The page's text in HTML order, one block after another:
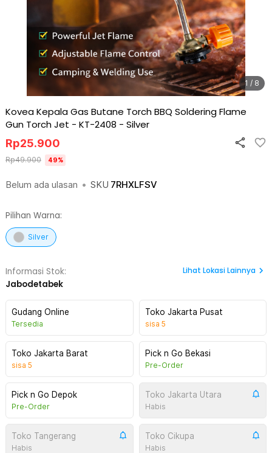
1 / 8
Kovea Kepala Gas Butane Torch BBQ Soldering Flame
Gun Torch Jet - KT-2408 - Silver
Belum ada ulasan • SKU 7RHXLFSV
Rp25.900
Rp49.900 49%
Pilihan Warna:
Silver
Informasi Stok:
Jabodetabek
Lihat Lokasi Lainnya
Gudang Online
Tersedia
Toko Jakarta Pusat
sisa 5
Toko Jakarta Barat
sisa 5
Pick n Go Bekasi
Pre-Order
Pick n Go Depok
Pre-Order
Toko Jakarta Utara
Habis
Toko Tangerang
Habis
Toko Cikupa
Habis